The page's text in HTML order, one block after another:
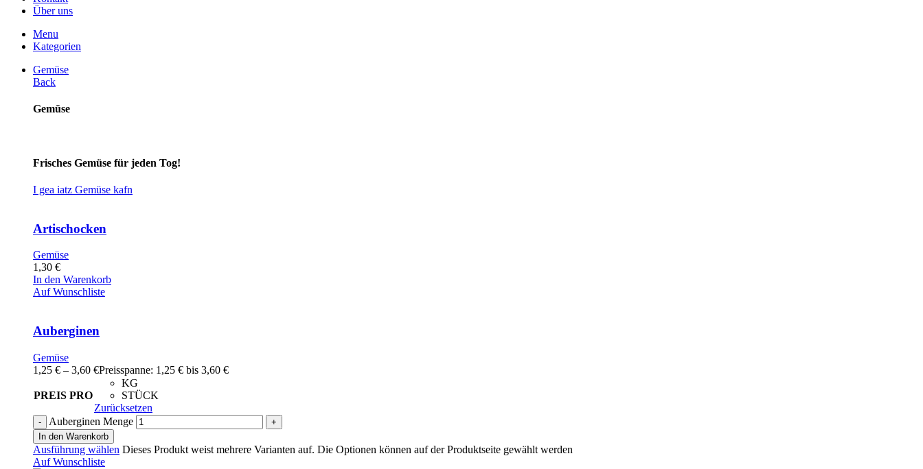
Über uns
Menu
Kategorien
Gemüse
Back
Gemüse
Frisches Gemüse für jeden Tog!
I gea iatz Gemüse kafn
Artischocken
Gemüse
1,30 €
In den Warenkorb
Auf Wunschliste
Auberginen
Gemüse
1,25 € – 3,60 €Preisspanne: 1,25 € bis 3,60 €
PREIS PRO
KG
STÜCK
Zurücksetzen
Auberginen Menge
In den Warenkorb
Ausführung wählen Dieses Produkt weist mehrere Varianten auf. Die Optionen können auf der Produktseite gewählt werden
Auf Wunschliste